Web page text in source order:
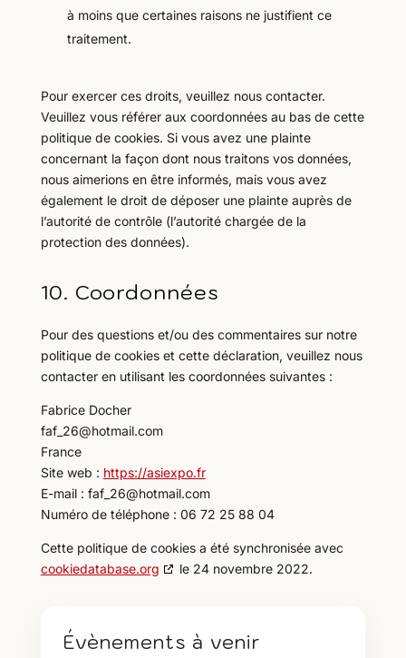
à moins que certaines raisons ne justifient ce
traitement.
Pour exercer ces droits, veuillez nous contacter.
Veuillez vous référer aux coordonnées au bas de cette
politique de cookies. Si vous avez une plainte
concernant la façon dont nous traitons vos données,
nous aimerions en être informés, mais vous avez
également le droit de déposer une plainte auprès de
l’autorité de contrôle (l’autorité chargée de la
protection des données).
10. Coordonnées
Pour des questions et/ou des commentaires sur notre
politique de cookies et cette déclaration, veuillez nous
contacter en utilisant les coordonnées suivantes :
Fabrice Docher
faf_26@hotmail.com
France
Site web : https://asiexpo.fr
E-mail : faf_26@hotmail.com
Numéro de téléphone : 06 72 25 88 04
Cette politique de cookies a été synchronisée avec
cookiedatabase.org
le 24 novembre 2022.
Évènements à venir